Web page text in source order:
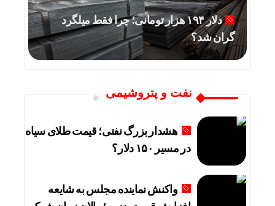
دلار ۱۹۴ هزار تومانی؛ چرا فقط میلگرد
گران شد؟
نفت و پتروشیمی
هشدار بزرگ نفتی؛ قیمت طلای سیاه
در مسیر ۱۵۰ دلار؟
واکنش نماینده مجلس به شایعه